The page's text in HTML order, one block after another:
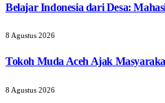
Belajar Indonesia dari Desa:
8 Agustus 2026
Tokoh Muda Aceh Ajak
8 Agustus 2026